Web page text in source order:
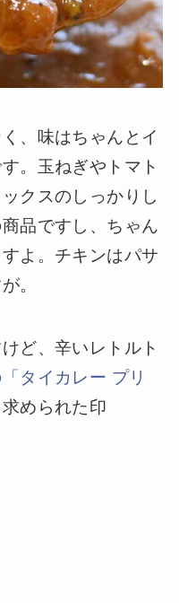
、味はちゃんとイ
。玉ねぎやトマト
クスのしっかりし
品ですし、ちゃん
よ。チキンはパサ
。
ど、辛いレトルト
タイカレー プリ
められた印